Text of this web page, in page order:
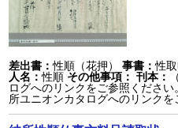
差出書：性順（花押） 事書：性
人名：性順 その他事項： 刊本：
ログへのリンクをご参照ください
所ユニオンカタログへのリンクを